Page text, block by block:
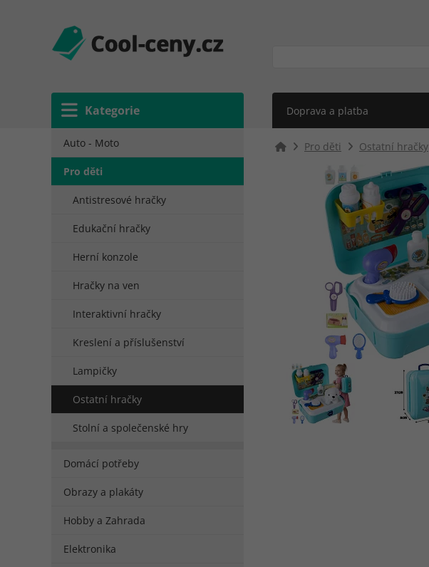
Kategorie Doprava a platba
Auto - Moto
Pro děti
Antistresové hračky
Edukační hračky
Herní konzole
Hračky na ven
Interaktivní hračky
Kreslení a příslušenství
Lampičky
Ostatní hračky
Stolní a společenské hry
Domácí potřeby
Obrazy a plakáty
Hobby a Zahrada
Elektronika
Pro děti Ostatní hračky